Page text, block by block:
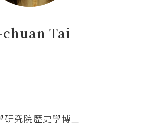
Tai
研究院歷史學博士